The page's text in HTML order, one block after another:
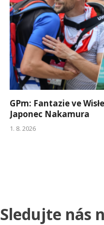
GPm: Fantazie ve
Japonec Nakamura
1. 8. 2026
Sledujte nás